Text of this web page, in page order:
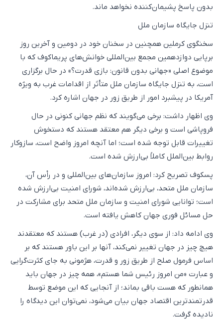
بدون پاسخ پشیمان‌کننده نخواهد ماند.
تنزل جایگاه سازمان ملل
سخنگوی کرملین همچنین در سخنان خود در دومین و آخرین روز
برپایی دوازدهمین مجمع بین‌المللی خوانش‌های پریماکوف که با
موضوع اصلی «جهانی بدون قانون: بازی قدرت؟» در حال برگزاری
است، به تنزل جایگاه سازمان ملل متأثر از اقدامات غرب به ویژه
آمریکا در پیشبرد امور از طریق زور در جهان اشاره کرد.
وی اظهار داشت: برخی می‌گویند که نظم جهانی کنونی در حال
فروپاشی است و برخی دیگر هم معتقد هستند که دستخوش
تغییرات قابل توجه شده است؛ اما آنچه امروز واضح است، سازوکار
روابط بین‌الملل کاملاً بی‌ارزش شده است.
پسکوف تصریح کرد: امروز سازمان‌های بین‌المللی و در رأس آن،
سازمان ملل متحد، بی‌ارزش شده‌اند، شورای امنیت بی‌ارزش شده
است؛ توانایی شورای امنیت و سازمان ملل متحد برای مشارکت در
حل مسائل فوری جهان کاهش یافته است.
وی ادامه داد: از سوی دیگر،‌ افرادی (در غرب) هستند که معتقدند
هیچ چیز در جهان تغییر نمی‌کند، آنها بر این باور هستند که بر
اساس فرمول صلح از طریق زور و قدرت، هژمونی به جای کثرت‌گرایی
و عبارت «من امروز رئیس شما هستم»، همه چیز در جهان باید
همانطور که هست باقی بماند؛ از آنجایی که این موضع توسط
قدرتمندترین اقتصاد جهان بیان می‌شود، نمی‌توان این دیدگاه را
نادیده گرفت.